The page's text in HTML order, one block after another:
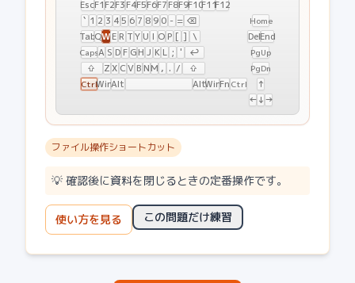
EscF1F2F3F4F5F6F7F8F9F10F11F12
` 1 2 3 45 6 7 8 9 0 - = ⌫
TabQWE R T Y U I OP [ ] \
CapsA S D F GH J K L ; '
↩
⇧
Z X CV B NM , . / ⇧
CtrlWinAlt AltWinFn Ctrl
Home
DelEnd
PgUp
PgDn
↑
←↓→
ファイル操作ショートカット
💡 確認後に資料を閉じるときの定番操作です。
使い方を見る この問題だけ練習